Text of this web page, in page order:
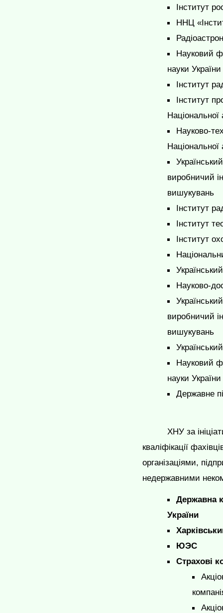
Інститут
ННЦ
Науковий
науки
Інститут
Інститут
Національної
Науково-
Національної
виробничий
вишукувань
Інститут
Інститут
Інститут
Науково-
виробничий
вишукувань
Науковий
науки
Державне
ХНУ за
кваліфікації
організаціями,
недержавними
Державна
України
ЮЭС
Страхові